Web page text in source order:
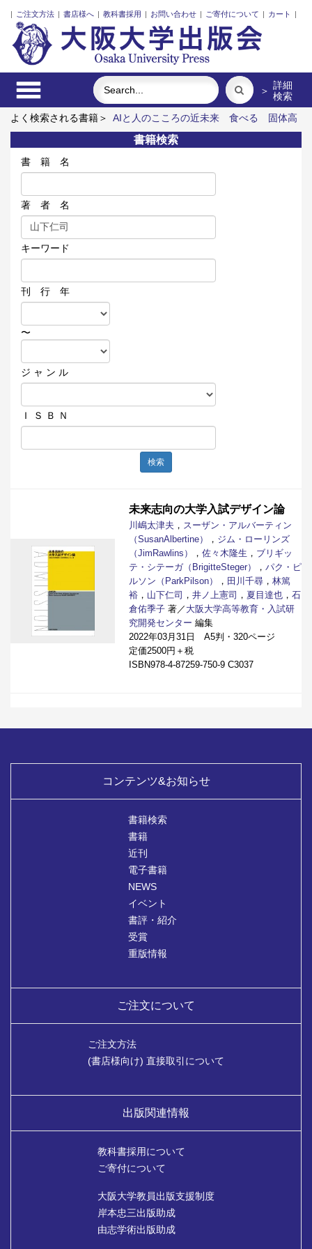
| ご注文方法 | 書店様へ | 教科書採用 | お問い合わせ | ご寄付について | カート |
＞ 詳細
検索
よく検索される書籍＞
AIと人のこころの近未来 食べる
固体高
分子形燃料電池要素材料・水素貯蔵材料の知的設計
公文書をア
ーカイブする
レーザーとプラズマと粒子ビーム
ワーキングメ
モリと人間の知性
書籍検索
書 籍 名
著 者 名
キーワード
刊 行 年
〜
ジ ャ ン ル
Ｉ Ｓ Ｂ Ｎ
検索
未来志向の大学入試デザイン論
川嶋太津夫 ， スーザン・アルバーティン
（SusanAlbertine）
， ジム・ローリンズ
（JimRawlins）
， 佐々木隆生 ， ブリギッ
テ・シテーガ（BrigitteSteger）
， パク・ピ
ルソン（ParkPilson）
， 田川千尋 ， 林篤
裕 ， 山下仁司 ， 井ノ上憲司 ， 夏目達也 ， 石
倉佑季子 著／ 大阪大学高等教育・入試研
究開発センター 編集
2022年03月31日 A5判・320ページ
定価2500円＋税
ISBN978-4-87259-750-9 C3037
コンテンツ&お知らせ
書籍検索
書籍
近刊
電子書籍
NEWS
イベント
書評・紹介
受賞
重版情報
ご注文について
ご注文方法
(書店様向け) 直接取引について
出版関連情報
教科書採用について
ご寄付について
大阪大学教員出版支援制度
岸本忠三出版助成
由志学術出版助成